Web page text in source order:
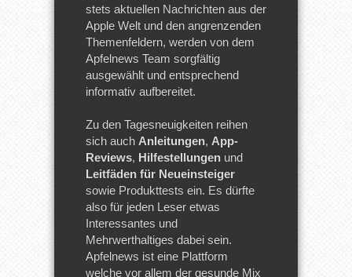
stets aktuellen Nachrichten aus der
Apple Welt und den angrenzenden
Themenfeldern, werden von dem
Apfelnews Team sorgfältig
ausgewählt und entsprechend
informativ aufbereitet.
Zu den Tagesneuigkeiten reihen
sich auch Anleitungen, App-
Reviews, Hilfestellungen und
Leitfäden für Neueinsteiger
sowie Produkttests ein. Es dürfte
also für jeden Leser etwas
Interessantes und
Mehrwerthaltiges dabei sein.
Apfelnews ist eine Plattform
welche vor allem der gesunde Mix